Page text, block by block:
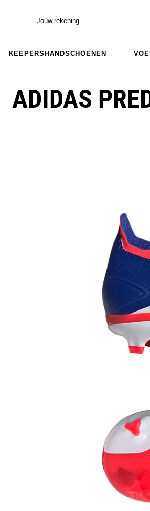
Jouw rekening
KEEPERSHANDSCHOENEN
ADIDAS